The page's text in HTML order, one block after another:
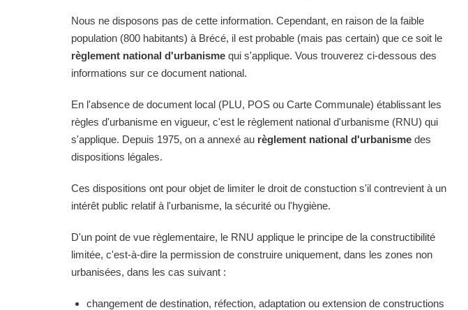
Nous ne disposons pas de cette information. Cependant, en raison de la faible
population (800 habitants) à Brécé, il est probable (mais pas certain) que ce soit le
règlement national d'urbanisme qui s'applique. Vous trouverez ci-dessous des
informations sur ce document national.
En l'absence de document local (PLU, POS ou Carte Communale) établissant les
règles d'urbanisme en vigueur, c'est le règlement national d'urbanisme (RNU) qui
s'applique. Depuis 1975, on a annexé au règlement national d'urbanisme des
dispositions légales.
Ces dispositions ont pour objet de limiter le droit de constuction s'il contrevient à un
intérêt public relatif à l'urbanisme, la sécurité ou l'hygiène.
D'un point de vue règlementaire, le RNU applique le principe de la constructibilité
limitée, c'est-à-dire la permission de construire uniquement, dans les zones non
urbanisées, dans les cas suivant :
changement de destination, réfection, adaptation ou extension de constructions